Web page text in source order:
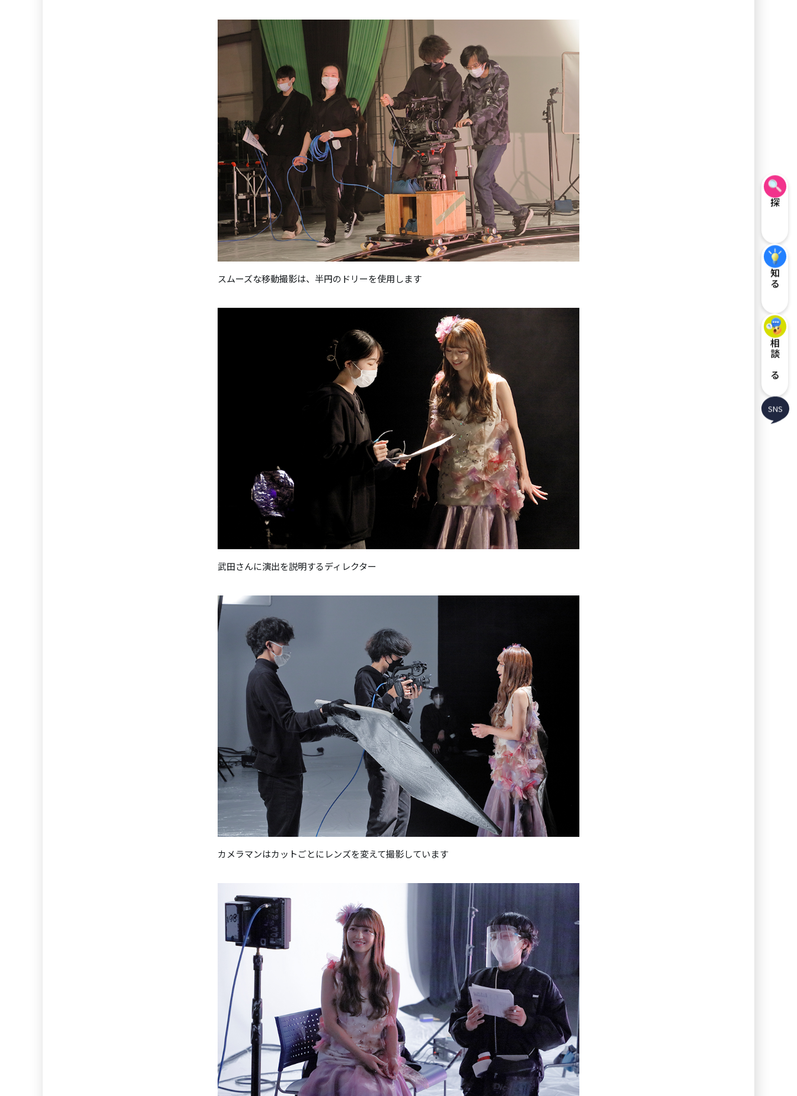
スムーズな移動撮影は、半円のドリーを使用します
武田さんに演出を説明するディレクター
カメラマンはカットごとにレンズを変えて撮影しています
探す
知る
相談する
SNS